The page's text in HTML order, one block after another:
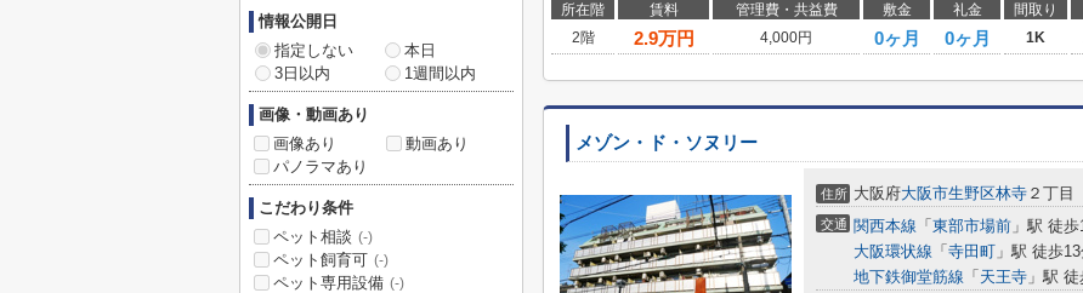
所在階 賃料 管理費・共益費 敷金 礼金 間取り
2階
2.9万円 4,000円 0ヶ月 0ヶ月 1K
メゾン・ド・ソヌリー
住所 大阪府大阪市生野区林寺 ２丁目
交通 関西本線 「 東部市場前 」駅 徒歩
大阪環状線 「 寺田町 」駅 徒歩
地下鉄御堂筋線 「 天王寺 」駅
情報公開日
指定しない
本日
3日以内
1週間以内
画像・動画あり
画像あり
動画あり
パノラマあり
こだわり条件
ペット相談 (-)
ペット飼育可 (-)
ペット専用設備 (-)